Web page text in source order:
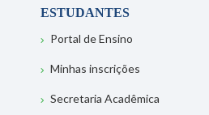
ESTUDANTES
Portal de Ensino
Minhas inscrições
Secretaria Acadêmica